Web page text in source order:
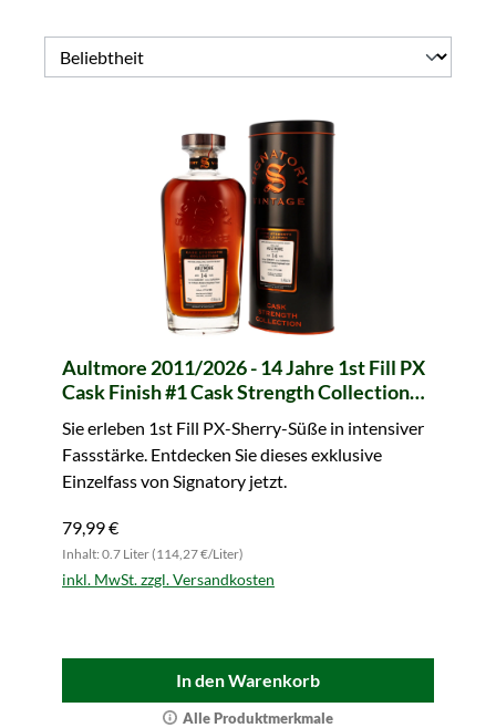
Aultmore 2011/2026 - 14 Jahre 1st Fill PX
Cask Finish #1 Cask Strength Collection
Sie erleben 1st Fill PX-Sherry-Süße in intensiver
Fassstärke. Entdecken Sie dieses exklusive
Einzelfass von Signatory jetzt.
79,99 €
Inhalt: 0.7 Liter (114,27 €/Liter)
inkl. MwSt. zzgl. Versandkosten
In den Warenkorb
Alle Produktmerkmale